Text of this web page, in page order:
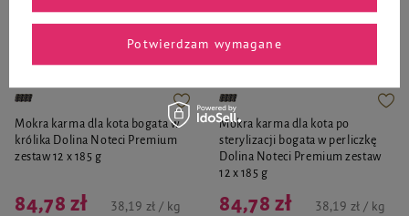
Wybrane specjalnie dla
Ciebie i Twojego czworonoga
Mokra karma dla kota bogata w
królika Dolina Noteci Premium
zestaw 12 x 185 g
84,78 zł 38,19 zł / kg
Mokra karma dla kota po
sterylizacji bogata w perliczkę
Dolina Noteci Premium zestaw
12 x 185 g
84,78 zł 38,19 zł / kg
Potwierdzam wymagane